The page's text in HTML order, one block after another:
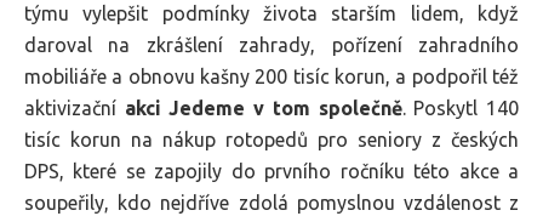
týmu vylepšit podmínky života starším lidem, když
daroval na zkrášlení zahrady, pořízení zahradního
mobiliáře a obnovu kašny 200 tisíc korun, a podpořil též
aktivizační akci Jedeme v tom společně. Poskytl 140
tisíc korun na nákup rotopedů pro seniory z českých
DPS, které se zapojily do prvního ročníku této akce a
soupeřily, kdo nejdříve zdolá pomyslnou vzdálenost z